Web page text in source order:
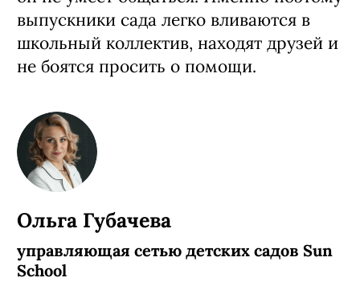
выпускники сада легко вливаются в
школьный коллектив, находят друзей и
не боятся просить о помощи.
Ольга Губачева
управляющая сетью детских садов Sun
School